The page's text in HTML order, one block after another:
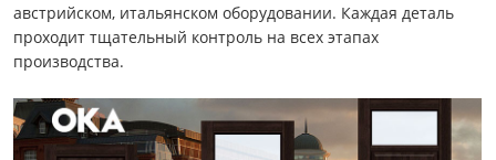
австрийском, итальянском оборудовании. Каждая деталь
проходит тщательный контроль на всех этапах
производства.